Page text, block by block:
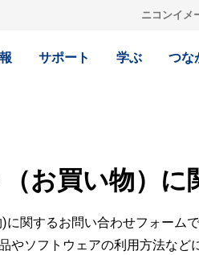
ニコンイメ
サポート 学ぶ つな
お買い物）に
関するお問い合わせフォームで
やソフトウェアの利用方法な